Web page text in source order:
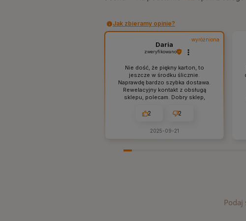
Jak zbieramy opinie?
wyróżniona
Daria
zweryfikowano
Nie dość, że piękny karton, to
jeszcze w środku ślicznie.
Naprawdę bardzo szybka dostawa.
Rewelacyjny kontakt z obsługą
sklepu, polecam. Dobry sklep,
naciągactwa. W sam raz dla mnie,
2 2
2025-09-21
Podaj